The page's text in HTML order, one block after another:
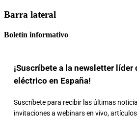
Barra lateral
Boletín informativo
¡Suscríbete a la newsletter líder
eléctrico en España!
Suscríbete para recibir las últimas
invitaciones a webinars en vivo,